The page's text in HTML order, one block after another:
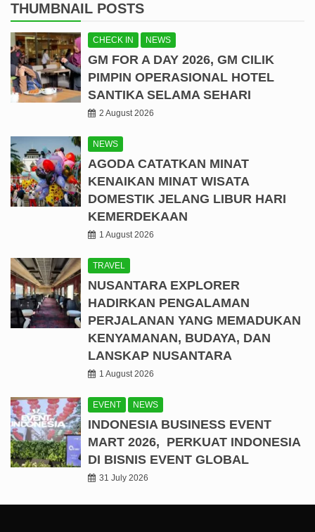
THUMBNAIL POSTS
CHECK IN NEWS
GM FOR A DAY 2026, GM CILIK
PIMPIN OPERASIONAL HOTEL
SANTIKA SELAMA SEHARI
2 August 2026
NEWS
AGODA CATATKAN MINAT
KENAIKAN MINAT WISATA
DOMESTIK JELANG LIBUR HARI
KEMERDEKAAN
1 August 2026
TRAVEL
NUSANTARA EXPLORER
HADIRKAN PENGALAMAN
PERJALANAN YANG MEMADUKAN
KENYAMANAN, BUDAYA, DAN
LANSKAP NUSANTARA
1 August 2026
EVENT NEWS
INDONESIA BUSINESS EVENT
MART 2026, PERKUAT INDONESIA
DI BISNIS EVENT GLOBAL
31 July 2026